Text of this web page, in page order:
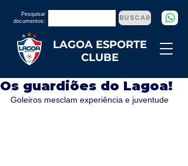
LAGOA ESPORTE
CLUBE
Pesquisar
documentos:
BUSCAR
Os guardiões do Lagoa!
Goleiros mesclam experiência e juventude